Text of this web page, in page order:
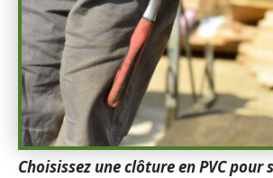
Choisissez une clôture en PVC pour